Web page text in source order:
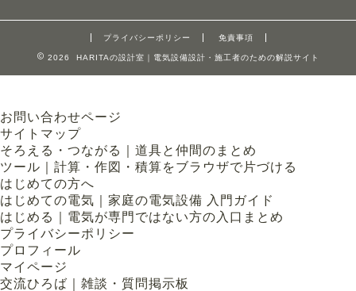
プライバシーポリシー 免責事項
2026 HARITAの設計室｜電気設備設計・施工者のための解説サイト
お問い合わせページ
サイトマップ
そろえる・つながる｜道具と仲間のまとめ
ツール｜計算・作図・積算をブラウザで片づける
はじめての方へ
はじめての電気｜家庭の電気設備 入門ガイド
はじめる｜電気が専門ではない方の入口まとめ
プライバシーポリシー
プロフィール
マイページ
交流ひろば｜雑談・質問掲示板